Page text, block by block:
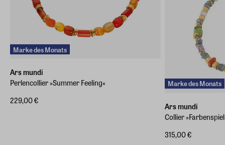
Marke des Monats
Ars mundi
Perlencollier »Summer Feeling«
229,00 €
Marke des Monats
Ars mundi
Collier
315,00 €